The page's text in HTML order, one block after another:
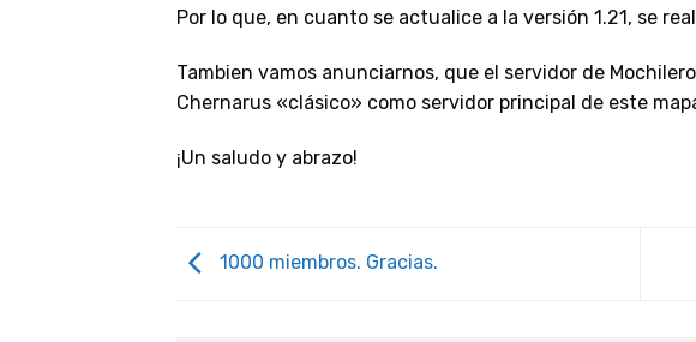
Por lo que, en cuanto se actualice a la versión 1.21, se
Tambien vamos anunciarnos, que el servidor de
Chernarus «clásico» como servidor principal de este
¡Un saludo y abrazo!
1000 miembros. Gracias.